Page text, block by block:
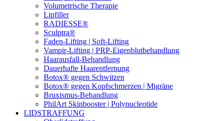
Volumetrische Therapie
Lipfiller
RADIESSE®
Sculptra®
Faden-Lifting | Soft-Lifting
Vampir-Lifting | PRP-Eigenblutbehandlung
Haarausfall-Behandlung
Dauerhafte Haarentfernung
Botox® gegen Schwitzen
Botox® gegen Kopfschmerzen | Migräne
Bruxismus-Behandlung
PhilArt Skinbooster | Polynucleotide
LIDSTRAFFUNG